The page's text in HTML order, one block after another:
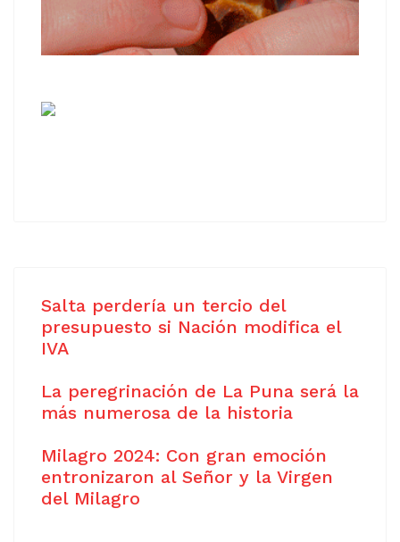
Salta perdería un tercio del
presupuesto si Nación modifica el
IVA
La peregrinación de La Puna será la
más numerosa de la historia
Milagro 2024: Con gran emoción
entronizaron al Señor y la Virgen
del Milagro